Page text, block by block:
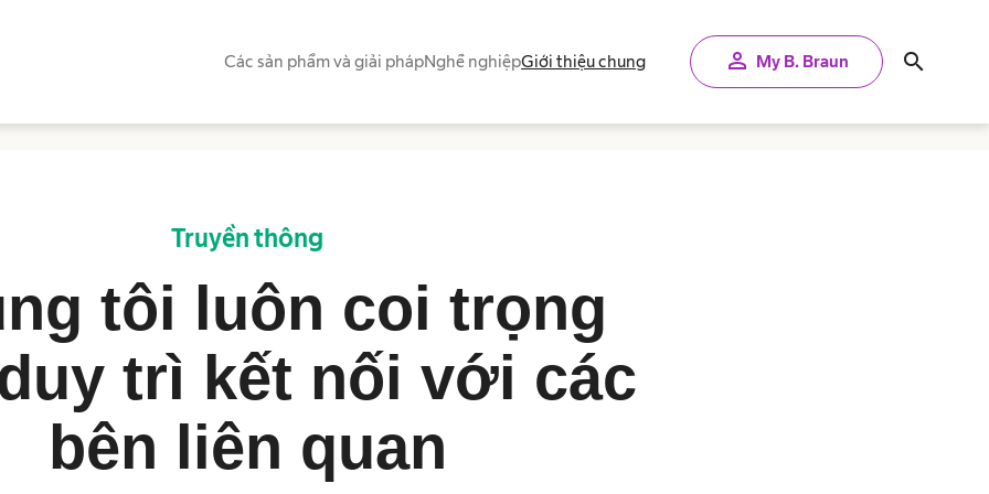
Các sản phẩm và giải phápNghề nghiệpGiới thiệu chung person My B. Braun search
Truyền thông
tôi luôn coi trọng
trì kết nối với các
bên liên quan